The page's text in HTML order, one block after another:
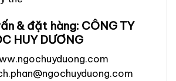
& đặt hàng: CÔNG TY
HUY DƯƠNG